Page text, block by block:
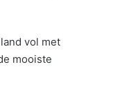
vol met
mooiste